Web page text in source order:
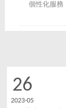
個性化服務
26
2023-05